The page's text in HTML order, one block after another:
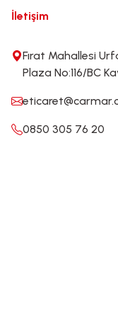
İletişim
Fırat Mahallesi
Plaza No:116/BC
0850 305 76 20